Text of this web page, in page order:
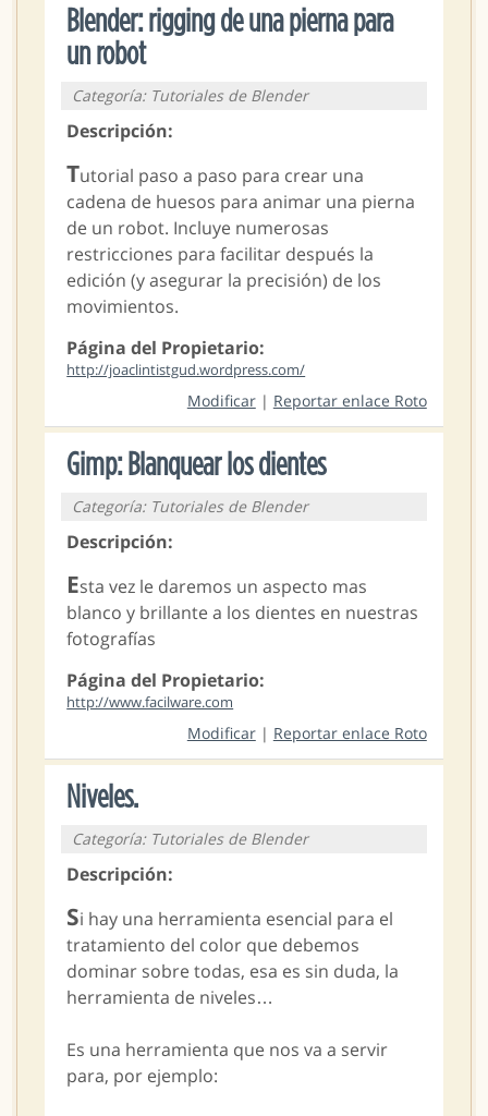
Blender: rigging de una pierna para
un robot
Categoría: Tutoriales de Blender
Descripción:
Tutorial paso a paso para crear una
cadena de huesos para animar una pierna
de un robot. Incluye numerosas
restricciones para facilitar después la
edición (y asegurar la precisión) de los
movimientos.
Página del Propietario:
http://joaclintistgud.wordpress.com/
Modificar| Reportar enlace Roto
Gimp: Blanquear los dientes
Categoría: Tutoriales de Blender
Descripción:
Esta vez le daremos un aspecto mas
blanco y brillante a los dientes en nuestras
fotografías
Página del Propietario:
http://www.facilware.com
Modificar| Reportar enlace Roto
Niveles.
Categoría: Tutoriales de Blender
Descripción:
Si hay una herramienta esencial para el
tratamiento del color que debemos
dominar sobre todas, esa es sin duda, la
herramienta de niveles…
Es una herramienta que nos va a servir
para, por ejemplo: